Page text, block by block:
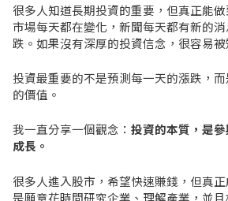
很多人知道長期投資的重要，但真正能
市場每天都在變化，新聞每天都有新的
跌。如果沒有深厚的投資信念，很容易被
投資最重要的不是預測每一天的漲跌，
的價值。
我一直分享一個觀念： 投資的本質，是
成長。
很多人進入股市，希望快速賺錢，但真
是願意花時間研究企業、理解產業，並